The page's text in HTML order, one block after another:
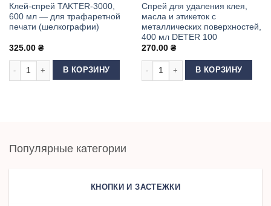
Клей-спрей TAKTER-3000,
600 мл — для трафаретной
печати (шелкографии)
325.00 ₴
Количество товара Клей-спрей TAKTER-3000, 600 мл — для
В КОРЗИНУ
Спрей для удаления клея,
масла и этикеток с
металлических поверхностей,
400 мл DETER 100
270.00 ₴
Количество товара Спрей для
В КОРЗИНУ
Популярные категории
КНОПКИ И ЗАСТЕЖКИ